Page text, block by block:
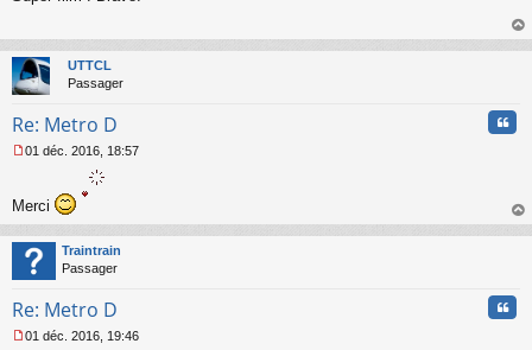
a
g
e
o
l
au
UTTCL
Passager
Re: Metro D
a
g
e
o
l
01 déc. 2016, 18:57
Merci
au
Traintrain
Passager
Re: Metro D
01 déc. 2016, 19:46